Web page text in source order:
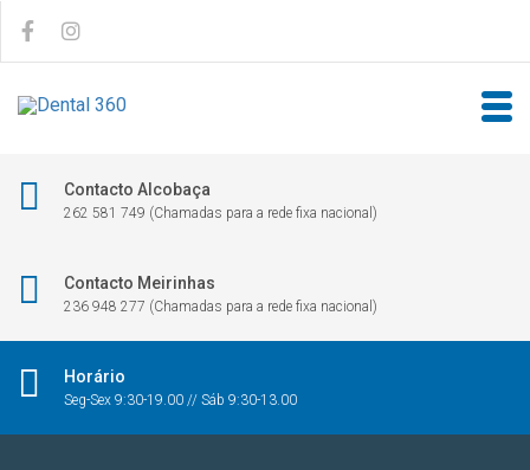
Contacto Alcobaça
262 581 749 (Chamadas para a rede fixa nacional)
Contacto Meirinhas
236 948 277 (Chamadas para a rede fixa nacional)
Horário
Seg-Sex 9:30-19.00 // Sáb 9:30-13.00